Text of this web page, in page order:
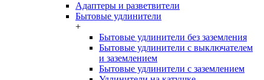
Адаптеры и разветвители
Бытовые удлинители
+
Бытовые удлинители без заземления
Бытовые удлинители с выключателем
и заземлением
Бытовые удлинители с заземлением